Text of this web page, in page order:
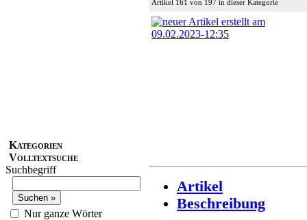
Kategorien
Volltextsuche
Suchbegriff
Nur ganze Wörter
Artikel 161 von 197 in dieser Kategorie
Artikel
Beschreibung